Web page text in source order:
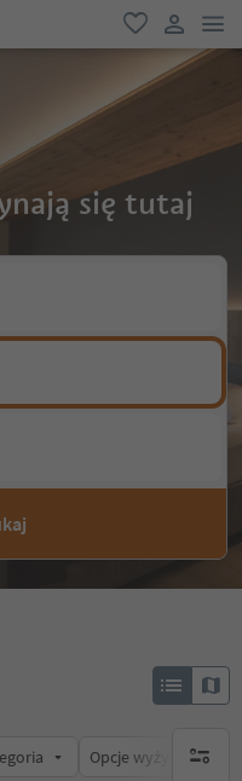
ulubione
link
się tutaj
Opcje wyżywieniabrak